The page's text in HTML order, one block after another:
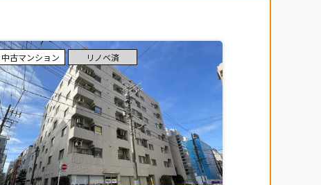
中古マンション リノベ済